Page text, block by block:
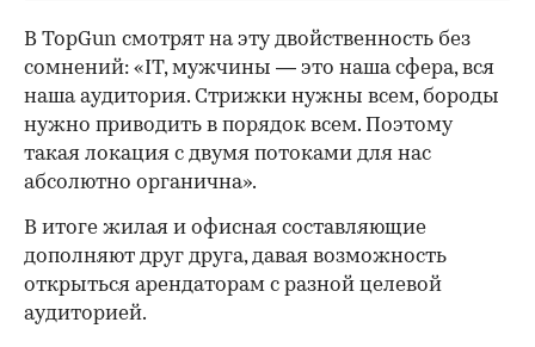
В TopGun смотрят на эту двойственность без
сомнений: «IT, мужчины — это наша сфера, вся
наша аудитория. Стрижки нужны всем, бороды
нужно приводить в порядок всем. Поэтому
такая локация с двумя потоками для нас
абсолютно органична».
В итоге жилая и офисная составляющие
дополняют друг друга, давая возможность
открыться арендаторам с разной целевой
аудиторией.